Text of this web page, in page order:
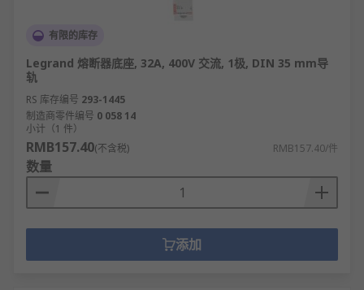
有限的库存
Legrand 熔断器底座, 32A, 400V 交流, 1极, DIN 35 mm导
轨
RS 库存编号 293-1445
制造商零件编号 0 058 14
小计（1 件）
RMB157.40(不含税) RMB157.40/件
数量
添加